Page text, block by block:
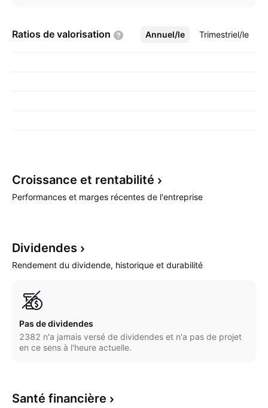
Ratios de valorisation Annuel/le Trimestriel/le
Plus
Croissance et rentabilité
Performances et marges récentes de l'entreprise
Dividendes
Rendement du dividende, historique et durabilité
Pas de dividendes
2382 n'a jamais versé de dividendes et n'a pas de projet
en ce sens à l'heure actuelle.
Santé financière